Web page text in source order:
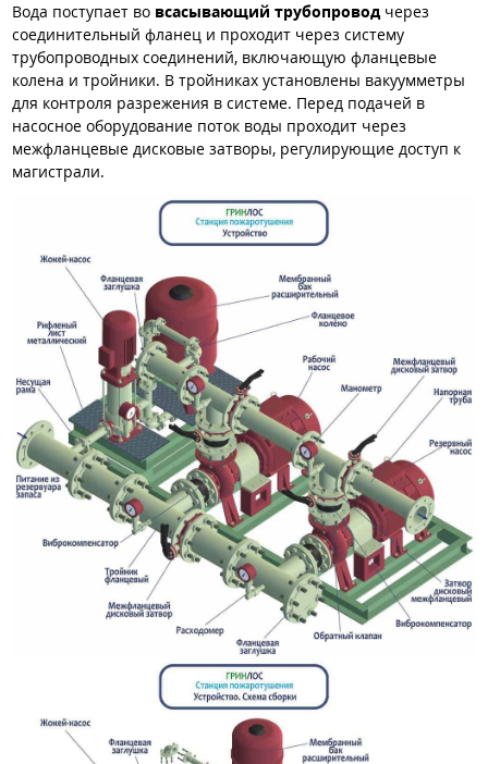
Вода поступает во всасывающий трубопровод через
соединительный фланец и проходит через систему
трубопроводных соединений, включающую фланцевые
колена и тройники. В тройниках установлены вакуумметры
для контроля разрежения в системе. Перед подачей в
насосное оборудование поток воды проходит через
межфланцевые дисковые затворы, регулирующие доступ к
магистрали.